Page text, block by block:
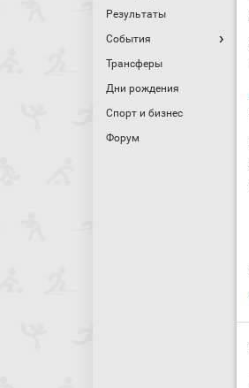
Результаты
События
Трансферы
Дни рождения
Спорт и бизнес
Форум